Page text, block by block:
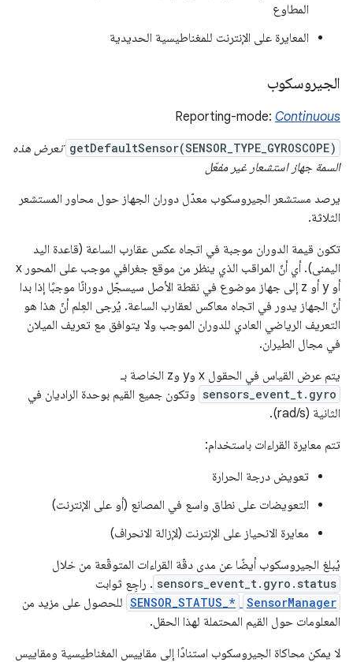
المطاوع
المعايرة على الإنترنت للمغناطيسية الحديدية
الجيروسكوب
Reporting-mode: Continuous
getDefaultSensor(SENSOR_TYPE_GYROSCOPE) تعرض هذه
السمة جهاز استشعار غير مفعّل
يرصد مستشعر الجيروسكوب معدّل دوران الجهاز حول محاور المستشعر
الثلاثة.
تكون قيمة الدوران موجبة في اتجاه عكس عقارب الساعة (قاعدة اليد
اليمنى). أي أنّ المراقب الذي ينظر من موقع جغرافي موجب على المحور x
أو y أو z إلى جهاز موضوع في نقطة الأصل سيسجّل دورانًا موجبًا إذا بدا
أنّ الجهاز يدور في اتجاه معاكس لعقارب الساعة. يُرجى العِلم أنّ هذا هو
التعريف الرياضي العادي للدوران الموجب ولا يتوافق مع تعريف الميلان
في مجال الطيران.
يتم عرض القياس في الحقول x وy وz الخاصة بـ
sensors_event_t.gyro وتكون جميع القيم بوحدة الراديان في
الثانية (rad/s).
تتم معايرة القراءات باستخدام:
تعويض درجة الحرارة
التعويضات على نطاق واسع في المصانع (أو على الإنترنت)
معايرة الانحياز على الإنترنت (لإزالة الانحراف)
يُبلغ الجيروسكوب أيضًا عن مدى دقّة القراءات المتوقّعة من خلال
sensors_event_t.gyro.status . راجِع ثوابت
SensorManager
SENSOR_STATUS_* للحصول على مزيد من
المعلومات حول القيم المحتملة لهذا الحقل.
لا يمكن محاكاة الجيروسكوب استنادًا إلى مقاييس المغناطيسية ومقاييس